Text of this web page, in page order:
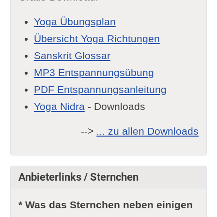
Yoga Übungsplan
Übersicht Yoga Richtungen
Sanskrit Glossar
MP3 Entspannungsübung
PDF Entspannungsanleitung
Yoga Nidra- Downloads
--> ... zu allen Downloads
Anbieterlinks / Sternchen
* Was das Sternchen neben einigen